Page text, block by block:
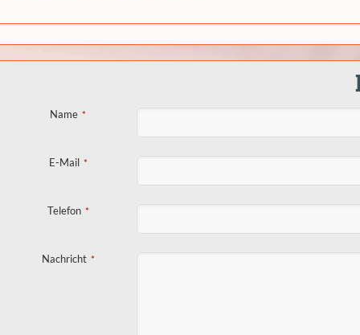
Name *
E-Mail *
Telefon *
Nachricht *